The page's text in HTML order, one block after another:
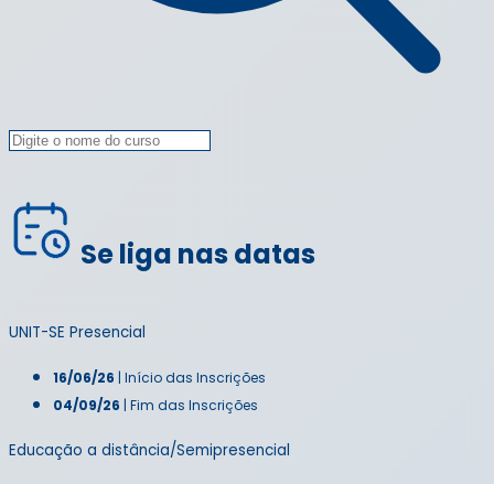
Se liga nas datas
UNIT-SE Presencial
16/06/26 | Início das Inscrições
04/09/26 | Fim das Inscrições
Educação a distância/Semipresencial